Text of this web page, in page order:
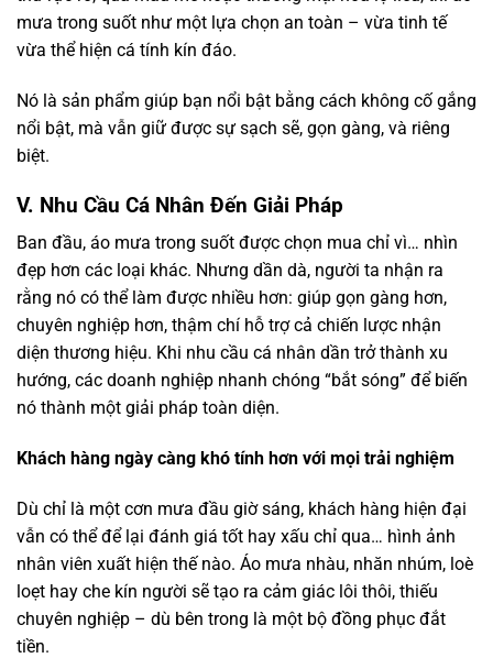
mưa trong suốt như một lựa chọn an toàn – vừa tinh tế
vừa thể hiện cá tính kín đáo.
Nó là sản phẩm giúp bạn nổi bật bằng cách không cố gắng
nổi bật, mà vẫn giữ được sự sạch sẽ, gọn gàng, và riêng
biệt.
V. Nhu Cầu Cá Nhân Đến Giải Pháp
Ban đầu, áo mưa trong suốt được chọn mua chỉ vì… nhìn
đẹp hơn các loại khác. Nhưng dần dà, người ta nhận ra
rằng nó có thể làm được nhiều hơn: giúp gọn gàng hơn,
chuyên nghiệp hơn, thậm chí hỗ trợ cả chiến lược nhận
diện thương hiệu. Khi nhu cầu cá nhân dần trở thành xu
hướng, các doanh nghiệp nhanh chóng “bắt sóng” để biến
nó thành một giải pháp toàn diện.
Khách hàng ngày càng khó tính hơn với mọi trải nghiệm
Dù chỉ là một cơn mưa đầu giờ sáng, khách hàng hiện đại
vẫn có thể để lại đánh giá tốt hay xấu chỉ qua… hình ảnh
nhân viên xuất hiện thế nào. Áo mưa nhàu, nhăn nhúm, loè
loẹt hay che kín người sẽ tạo ra cảm giác lôi thôi, thiếu
chuyên nghiệp – dù bên trong là một bộ đồng phục đắt
tiền.